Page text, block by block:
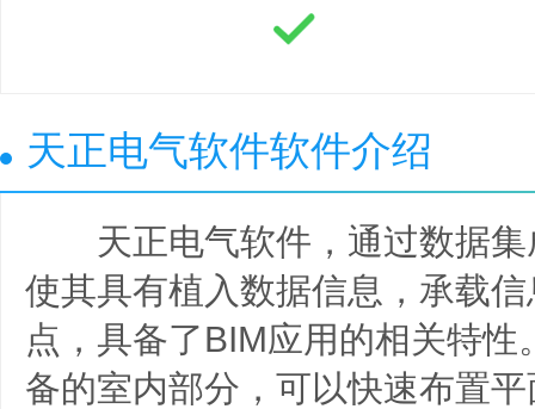
天正电气软件软件介绍
天正电气软件，通过数据集
使其具有植入数据信息，承载
点，具备了BIM应用的相关特
备的室内部分，可以快速布置